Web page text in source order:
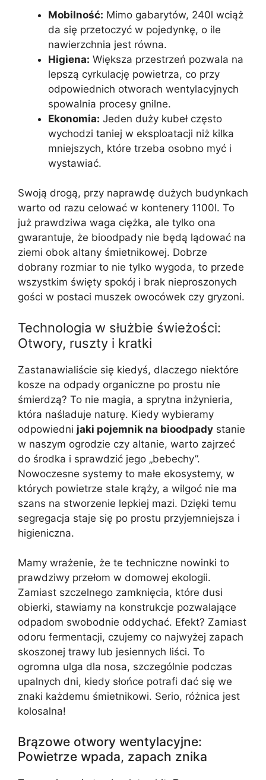
Mobilność: Mimo gabarytów, 240l wciąż
da się przetoczyć w pojedynkę, o ile
nawierzchnia jest równa.
Higiena: Większa przestrzeń pozwala na
lepszą cyrkulację powietrza, co przy
odpowiednich otworach wentylacyjnych
spowalnia procesy gnilne.
Ekonomia: Jeden duży kubeł często
wychodzi taniej w eksploatacji niż kilka
mniejszych, które trzeba osobno myć i
wystawiać.
Swoją drogą, przy naprawdę dużych budynkach
warto od razu celować w kontenery 1100l. To
już prawdziwa waga ciężka, ale tylko ona
gwarantuje, że bioodpady nie będą lądować na
ziemi obok altany śmietnikowej. Dobrze
dobrany rozmiar to nie tylko wygoda, to przede
wszystkim święty spokój i brak nieproszonych
gości w postaci muszek owocówek czy gryzoni.
Technologia w służbie świeżości:
Otwory, ruszty i kratki
Zastanawialiście się kiedyś, dlaczego niektóre
kosze na odpady organiczne po prostu nie
śmierdzą? To nie magia, a sprytna inżynieria,
która naśladuje naturę. Kiedy wybieramy
odpowiedni jaki pojemnik na bioodpady stanie
w naszym ogrodzie czy altanie, warto zajrzeć
do środka i sprawdzić jego „bebechy”.
Nowoczesne systemy to małe ekosystemy, w
których powietrze stale krąży, a wilgoć nie ma
szans na stworzenie lepkiej mazi. Dzięki temu
segregacja staje się po prostu przyjemniejsza i
higieniczna.
Mamy wrażenie, że te techniczne nowinki to
prawdziwy przełom w domowej ekologii.
Zamiast szczelnego zamknięcia, które dusi
obierki, stawiamy na konstrukcje pozwalające
odpadom swobodnie oddychać. Efekt? Zamiast
odoru fermentacji, czujemy co najwyżej zapach
skoszonej trawy lub jesiennych liści. To
ogromna ulga dla nosa, szczególnie podczas
upalnych dni, kiedy słońce potrafi dać się we
znaki każdemu śmietnikowi. Serio, różnica jest
kolosalna!
Brązowe otwory wentylacyjne:
Powietrze wpada, zapach znika